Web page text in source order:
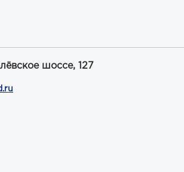
шоссе, 127